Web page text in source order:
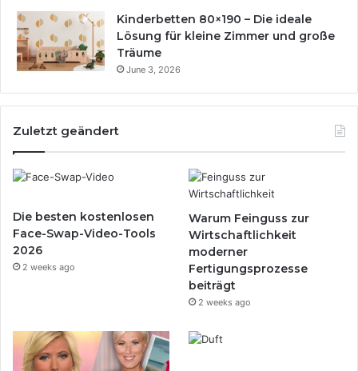
Kinderbetten 80×190 – Die ideale
Lösung für kleine Zimmer und große
Träume
June 3, 2026
Zuletzt geändert
Die besten kostenlosen
Face-Swap-Video-Tools
2026
2 weeks ago
Warum Feinguss zur
Wirtschaftlichkeit
moderner
Fertigungsprozesse
beiträgt
2 weeks ago